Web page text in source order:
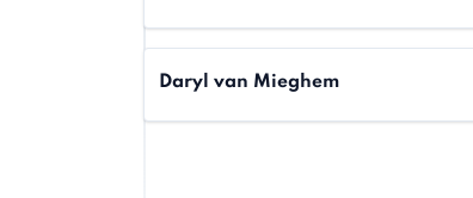
Daryl van Mieghem